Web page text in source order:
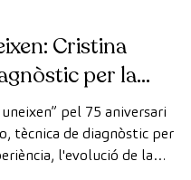
Cristina
per la
pel 75 aniversari
tècnica de diagnòstic per
l'evolució de la